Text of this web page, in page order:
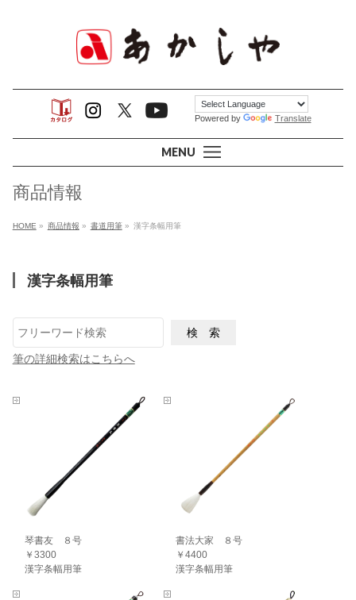
MENU
Powered by Translate
商品情報
HOME » 商品情報 » 書道用筆» 漢字条幅用筆
漢字条幅用筆
筆の詳細検索はこちらへ
琴書友 ８号
￥3300
漢字条幅用筆
書法大家 ８号
￥4400
漢字条幅用筆